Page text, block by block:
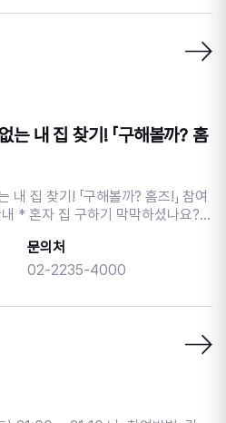
<그 시절, 그 노래> 한국 대중음악
여는 시간 - 음악
기 (워크숍) 9.2.(수) 19시
수) 2. 장 소 : 손기정문화도서
명(시니어 60대 이상 우선 모집)
이지 선착순 신청 5. 문 의 : 02-
의하는 것으로 간주합니다. ※ 사전
그램 신청이 제한될 수 있습니다. -
하고, 한국문화예술교육진흥원과 한국
문 프로그램입니다.
는 내 집 찾기! 「구해볼까? 홈
집 찾기! 「구해볼까? 홈즈!」 참여
안
* 대상 : 중구 생활권 청년(만
모두 참여 가능한 분 우선 모집!
(https://naver.me/xxo8asmb) *
문의처
02-2235-4000